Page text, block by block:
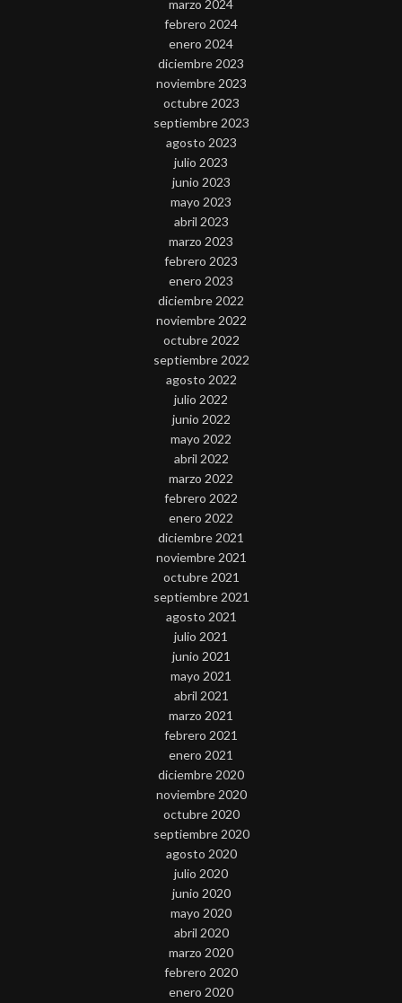
marzo 2024
febrero 2024
enero 2024
diciembre 2023
noviembre 2023
octubre 2023
septiembre 2023
agosto 2023
julio 2023
junio 2023
mayo 2023
abril 2023
marzo 2023
febrero 2023
enero 2023
diciembre 2022
noviembre 2022
octubre 2022
septiembre 2022
agosto 2022
julio 2022
junio 2022
mayo 2022
abril 2022
marzo 2022
febrero 2022
enero 2022
diciembre 2021
noviembre 2021
octubre 2021
septiembre 2021
agosto 2021
julio 2021
junio 2021
mayo 2021
abril 2021
marzo 2021
febrero 2021
enero 2021
diciembre 2020
noviembre 2020
octubre 2020
septiembre 2020
agosto 2020
julio 2020
junio 2020
mayo 2020
abril 2020
marzo 2020
febrero 2020
enero 2020